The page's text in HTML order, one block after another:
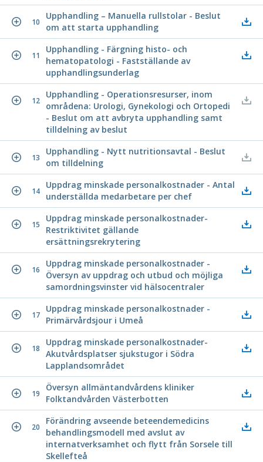
10
Upphandling – Manuella rullstolar - Beslut
om att starta upphandling
11
Upphandling - Färgning histo- och
hematopatologi - Fastställande av
upphandlingsunderlag
12
Upphandling - Operationsresurser, inom
områdena: Urologi, Gynekologi och Ortopedi
- Beslut om att avbryta upphandling samt
tilldelning av beslut
13
Upphandling - Nytt nutritionsavtal - Beslut
om tilldelning
14
Uppdrag minskade personalkostnader - Antal
underställda medarbetare per chef
15
Uppdrag minskade personalkostnader-
Restriktivitet gällande
ersättningsrekrytering
16
Uppdrag minskade personalkostnader -
Översyn av uppdrag och utbud och möjliga
samordningsvinster vid hälsocentraler
17
Uppdrag minskade personalkostnader -
Primärvårdsjour i Umeå
18
Uppdrag minskade personalkostnader-
Akutvårdsplatser sjukstugor i Södra
Lapplandsområdet
19
Översyn allmäntandvårdens kliniker
Folktandvården Västerbotten
20
Förändring avseende beteendemedicins
behandlingsmodell med avslut av
internatverksamhet och flytt från Sorsele till
Skellefteå